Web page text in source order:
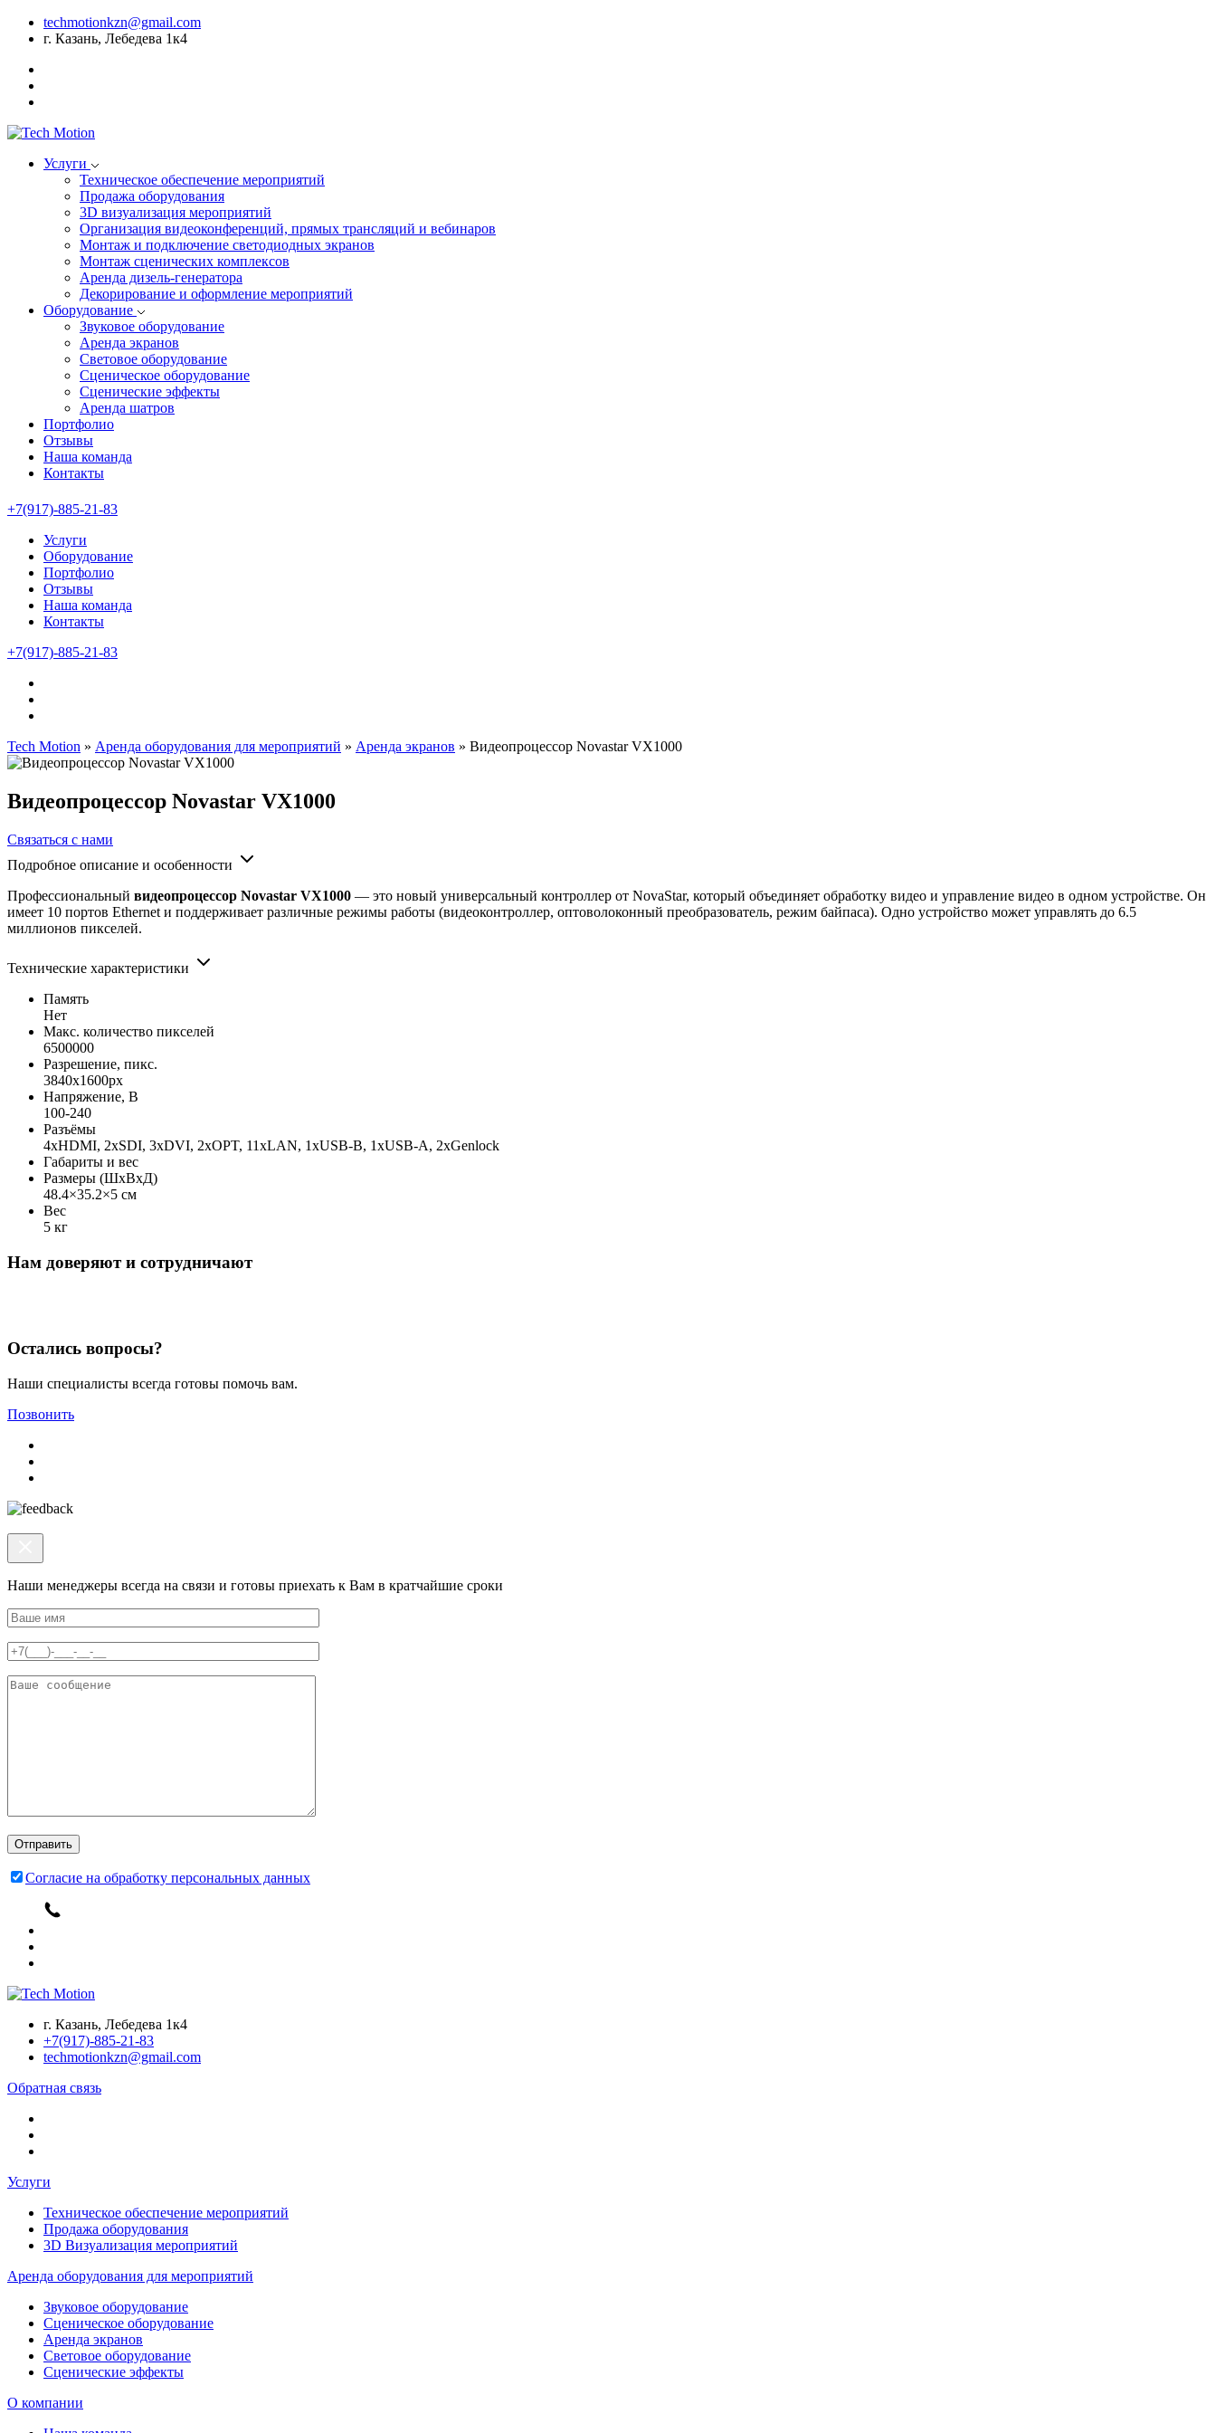
techmotionkzn@gmail.com
г. Казань, Лебедева 1к4
Услуги
Техническое обеспечение мероприятий
Продажа оборудования
3D визуализация мероприятий
Организация видеоконференций, прямых трансляций и вебинаров
Монтаж и подключение светодиодных экранов
Монтаж сценических комплексов
Аренда дизель-генератора
Декорирование и оформление мероприятий
Оборудование
Звуковое оборудование
Аренда экранов
Световое оборудование
Сценическое оборудование
Сценические эффекты
Аренда шатров
Портфолио
Отзывы
Наша команда
Контакты
+7(917)-885-21-83
Услуги
Оборудование
Портфолио
Отзывы
Наша команда
Контакты
+7(917)-885-21-83
Tech Motion » Аренда оборудования для мероприятий » Аренда экранов » Видеопроцессор Novastar VX1000
Видеопроцессор Novastar VX1000
Связаться с нами
Подробное описание и особенности
Профессиональный видеопроцессор Novastar VX1000 — это новый универсальный контроллер от NovaStar, который объединяет обработку видео и управление видео в одном устройстве. Он
имеет 10 портов Ethernet и поддерживает различные режимы работы (видеоконтроллер, оптоволоконный преобразователь, режим байпаса). Одно устройство может управлять до 6.5
миллионов пикселей.
Технические характеристики
Память
Нет
Макс. количество пикселей
6500000
Разрешение, пикс.
3840x1600px
Напряжение, В
100-240
Разъёмы
4xHDMI, 2xSDI, 3xDVI, 2xOPT, 11xLAN, 1xUSB-B, 1xUSB-A, 2xGenlock
Габариты и вес
Размеры (ШxВxД)
48.4×35.2×5 см
Вес
5 кг
Нам доверяют и сотрудничают
Остались вопросы?
Наши специалисты всегда готовы помочь вам.
Позвонить
Наши менеджеры всегда на связи и готовы приехать к Вам в кратчайшие сроки
Согласие на обработку персональных данных
г. Казань, Лебедева 1к4
+7(917)-885-21-83
techmotionkzn@gmail.com
Обратная связь
Услуги
Техническое обеспечение мероприятий
Продажа оборудования
3D Визуализация мероприятий
Аренда оборудования для мероприятий
Звуковое оборудование
Сценическое оборудование
Аренда экранов
Световое оборудование
Сценические эффекты
О компании